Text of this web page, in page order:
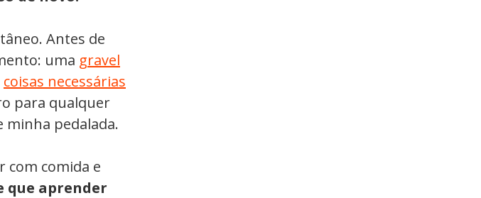
Antes de
uma gravel
coisas necessárias
para qualquer
minha pedalada.
com comida e
que aprender